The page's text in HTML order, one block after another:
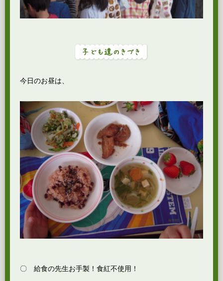
今日のお昼は、
〇 給食の先生お手製！食紅不使用！